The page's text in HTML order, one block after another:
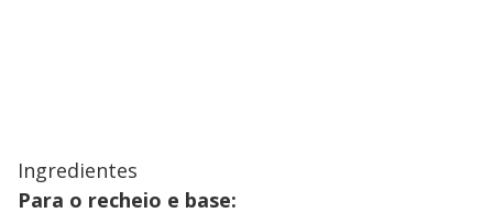
​Ingredientes
Para o recheio e base: